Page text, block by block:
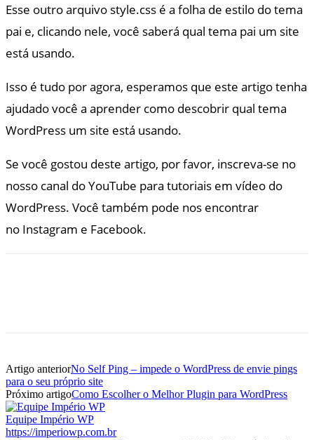
Esse outro arquivo style.css é a folha de estilo do tema
pai e, clicando nele, você saberá qual tema pai um site
está usando.
Isso é tudo por agora, esperamos que este artigo tenha
ajudado você a aprender como descobrir qual tema
WordPress um site está usando.
Se você gostou deste artigo, por favor, inscreva-se no
nosso canal do YouTube para tutoriais em vídeo do
WordPress. Você também pode nos encontrar
no Instagram e Facebook.
Artigo anteriorNo Self Ping – impede o WordPress de envie pings
para o seu próprio site
Próximo artigoComo Escolher o Melhor Plugin para WordPress
Equipe Império WP
https://imperiowp.com.br